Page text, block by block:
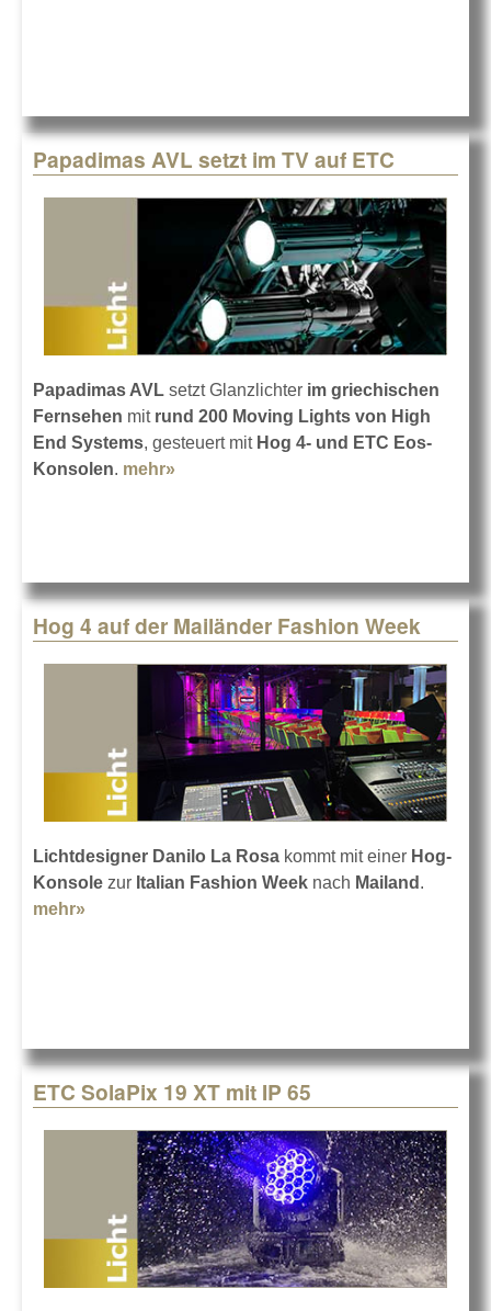
Papadimas AVL setzt im TV auf ETC
Papadimas AVL setzt Glanzlichter im griechischen
Fernsehen mitrund 200 Moving Lights von High
End Systems, gesteuert mit Hog 4- und ETC Eos-
Konsolen. mehr»
Hog 4 auf der Mailänder Fashion Week
Lichtdesigner Danilo La Rosa kommt mit einer Hog-
Konsole zur Italian Fashion Week nach Mailand .
mehr»
ETC SolaPix 19 XT mit IP 65